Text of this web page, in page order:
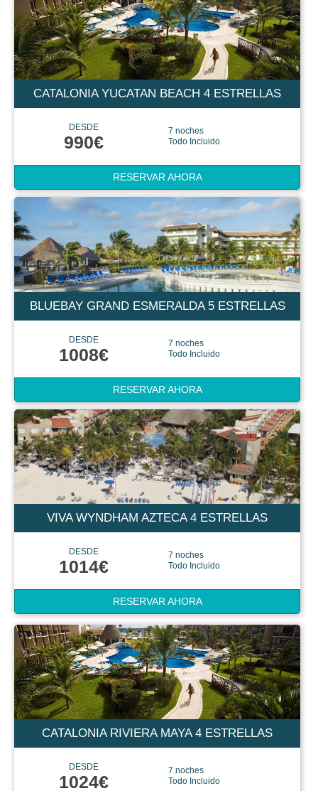
CATALONIA YUCATAN BEACH 4 ESTRELLAS
DESDE
990€
7 noches
Todo Incluido
RESERVAR AHORA
BLUEBAY GRAND ESMERALDA 5 ESTRELLAS
DESDE
1008€
7 noches
Todo Incluido
RESERVAR AHORA
VIVA WYNDHAM AZTECA 4 ESTRELLAS
DESDE
1014€
7 noches
Todo Incluido
RESERVAR AHORA
CATALONIA RIVIERA MAYA 4 ESTRELLAS
DESDE
1024€
7 noches
Todo Incluido